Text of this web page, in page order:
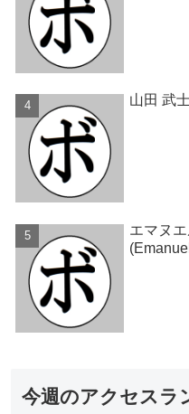
山田 武
エマヌ
今週のアクセスラ